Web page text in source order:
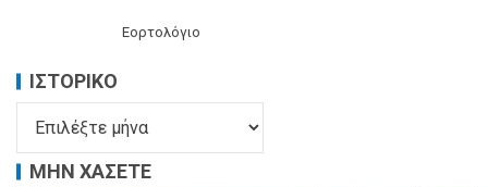
Εορτολόγιο
ΙΣΤΟΡΙΚΌ
ΜΗΝ ΧΑΣΕΤΕ